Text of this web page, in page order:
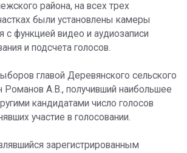
района, на всех трех
были установлены камеры
с функцией видео и аудиозаписи
и подсчета голосов.
главой Деревянского сельского
Романов А.В., получивший наибольшее
кандидатами число голосов
участие в голосовании.
зарегистрированным